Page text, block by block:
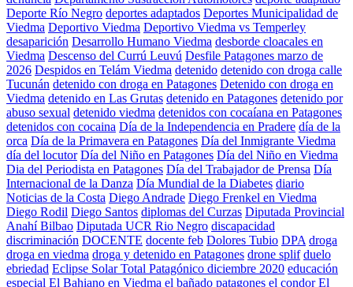
Deporte Río Negro deportes adaptados Deportes Municipalidad de
Viedma Deportivo Viedma Deportivo Viedma vs Temperley
desaparición Desarrollo Humano Viedma desborde cloacales en
Viedma Descenso del Currú Leuvú Desfile Patagones marzo de
2026 Despidos en Telám Viedma detenido detenido con droga calle
Tucunán detenido con droga en Patagones Detenido con droga en
Viedma detenido en Las Grutas detenido en Patagones detenido por
abuso sexual detenido viedma detenidos con cocaíana en Patagones
detenidos con cocaina Día de la Independencia en Pradere día de la
orca Día de la Primavera en Patagones Día del Inmigrante Viedma
día del locutor Día del Niño en Patagones Día del Niño en Viedma
Dia del Periodista en Patagones Día del Trabajador de Prensa Día
Internacional de la Danza Día Mundial de la Diabetes diario
Noticias de la Costa Diego Andrade Diego Frenkel en Viedma
Diego Rodil Diego Santos diplomas del Curzas Diputada Provincial
Anahí Bilbao Diputada UCR Rio Negro discapacidad
discriminación DOCENTE docente feb Dolores Tubio DPA droga
droga en viedma droga y detenido en Patagones drone splif duelo
ebriedad Eclipse Solar Total Patagónico diciembre 2020 educación
especial El Bahiano en Viedma el bañado patagones el condor El